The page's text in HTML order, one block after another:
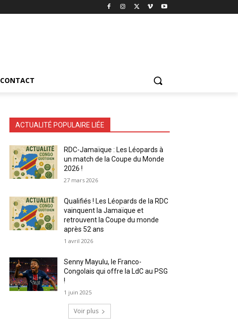
CONTACT
ACTUALITÉ POPULAIRE LIÉE
RDC-Jamaïque : Les Léopards à
un match de la Coupe du Monde
2026 !
27 mars 2026
Qualifiés ! Les Léopards de la RDC
vainquent la Jamaïque et
retrouvent la Coupe du monde
après 52 ans
1 avril 2026
Senny Mayulu, le Franco-
Congolais qui offre la LdC au PSG
!
1 juin 2025
Voir plus